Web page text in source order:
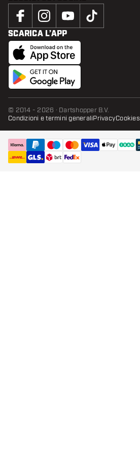
SCARICA L’APP
© 2014 - 2026 · Dartshopper B.V.
Condizioni e termini generaliPrivacyCookies